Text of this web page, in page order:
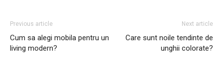
Previous article
Cum sa alegi mobila pentru un
living modern?
Next article
Care sunt noile tendinte de
unghii colorate?